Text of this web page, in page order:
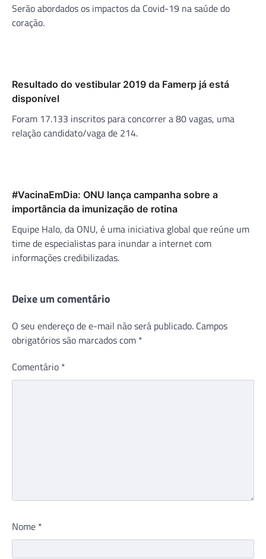
Serão abordados os impactos da Covid-19 na saúde do
coração.
Resultado do vestibular 2019 da Famerp já está
disponível
Foram 17.133 inscritos para concorrer a 80 vagas, uma
relação candidato/vaga de 214.
#VacinaEmDia: ONU lança campanha sobre a
importância da imunização de rotina
Equipe Halo, da ONU, é uma iniciativa global que reúne um
time de especialistas para inundar a internet com
informações credibilizadas.
Deixe um comentário
O seu endereço de e-mail não será publicado. Campos
obrigatórios são marcados com *
Comentário *
Nome *